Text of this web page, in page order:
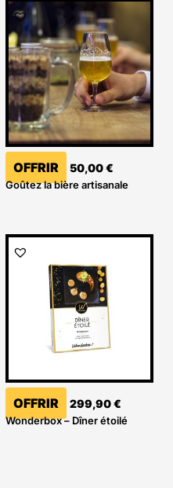
OFFRIR 50,00€
Goûtez la bière artisanale
OFFRIR 299,90€
Wonderbox – Dîner étoilé